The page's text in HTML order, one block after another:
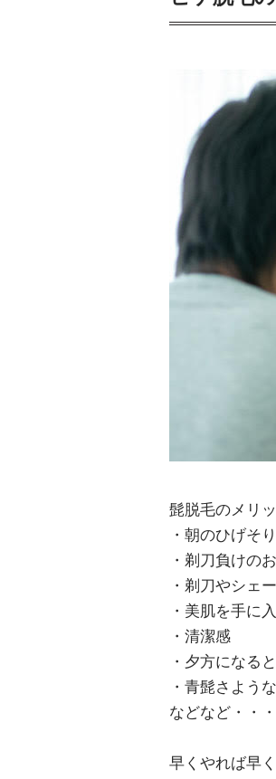
髭脱毛のメリ
・朝のひげそ
・剃刀負けの
・剃刀やシェ
・美肌を手に
・清潔感
・夕方になる
・青髭さよう
などなど・・
早くやれば早